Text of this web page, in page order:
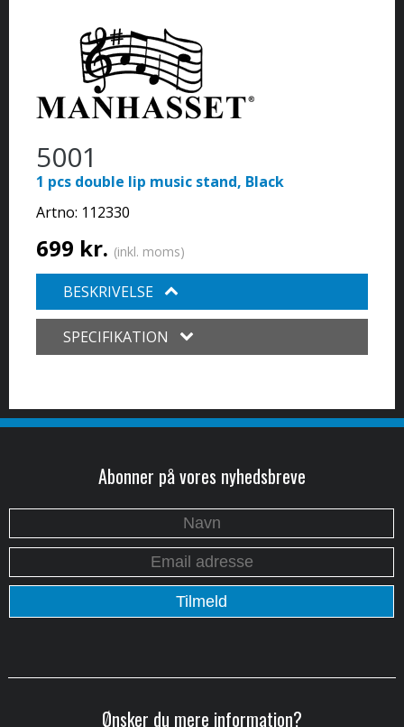
5001
1 pcs double lip music stand, Black
Artno: 112330
699 kr. (inkl. moms)
BESKRIVELSE
SPECIFIKATION
Abonner på vores nyhedsbreve
Ønsker du mere information?